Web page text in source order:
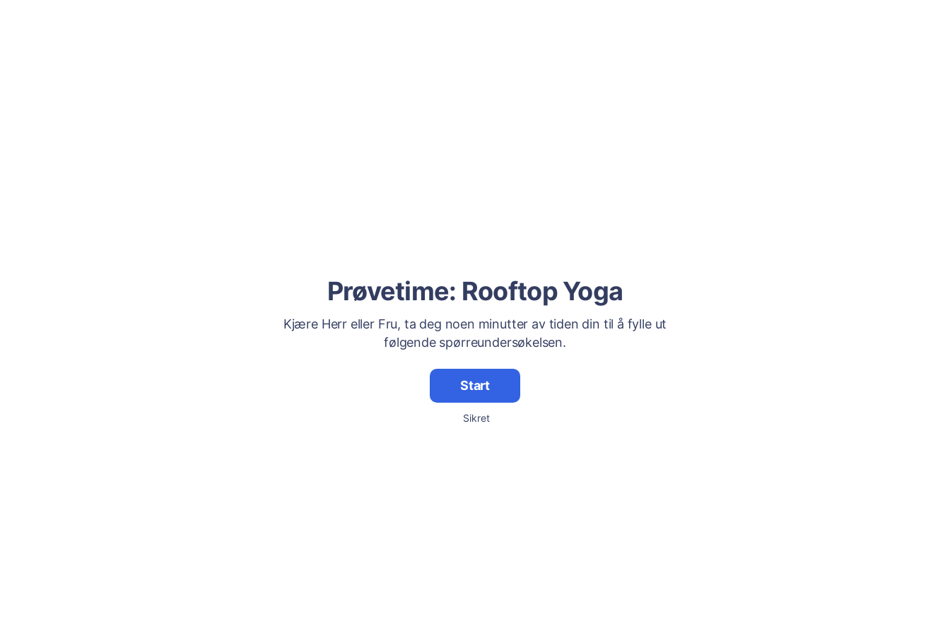
Prøvetime: Rooftop Yoga
Kjære Herr eller Fru, ta deg noen minutter av tiden din til å fylle ut
følgende spørreundersøkelsen.
Start
Sikret